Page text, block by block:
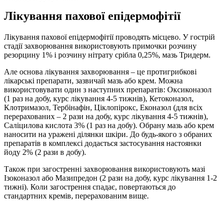
Лікування пахової епідермофітії
Лікування пахової епідермофітії проводять місцево. У гострій
стадії захворювання використовують примочки розчину
резорцину 1% і розчину нітрату срібла 0,25%, мазь Тридерм.
Але основа лікування захворювання – це протигрибкові
лікарські препарати, зазвичай мазь або крем. Можна
використовувати один з наступних препаратів: Оксиконазол
(1 раз на добу, курс лікування 4-5 тижнів), Кетоконазол,
Клотримазол, Тербінафін, Ціклопірокс, Еконазол (для всіх
перерахованих – 2 рази на добу, курс лікування 4-5 тижнів),
Саліцилова кислота 3% (1 раз на добу). Обрану мазь або крем
наносити на уражені ділянки шкіри. До будь-якого з обраних
препаратів в комплексі додається застосування настоянки
йоду 2% (2 рази в добу).
Також при загостренні захворювання використовують мазі
Ізоконазол або Мазипредон (2 рази на добу, курс лікування 1-2
тижні). Коли загострення спадає, повертаються до
стандартних кремів, перерахованим вище.